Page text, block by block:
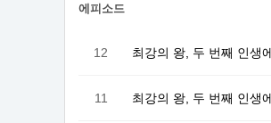
에피소드
12 최강의 왕, 두 번째 인생
11 최강의 왕, 두 번째 인생